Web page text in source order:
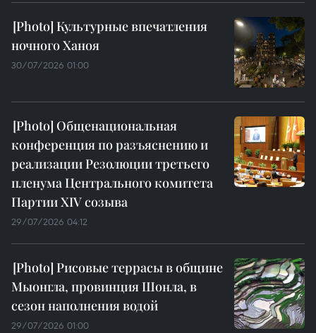
Культурные впечатления
ночного Ханоя
30/07/2026 01:00
Общенациональная
конференция по разъяснению и
реализации Резолюции третьего
пленума Центрального комитета
Партии XIV созыва
29/07/2026 04:12
Рисовые террасы в общине
Мыонгла, провинция Шонла, в
сезон наполнения водой
29/07/2026 01:00